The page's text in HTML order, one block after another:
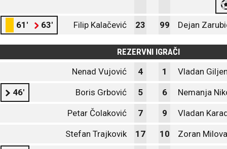
61' 63' Filip Kalačević 23 99 Dejan
REZERVNI IGRAČI
Nenad Vujović
4 1 Vladan
46' Boris Grbović 5 6 Nemanja
Petar Čolaković 7 9 Vladan
Stefan Trajkovik 17 10 Zoran